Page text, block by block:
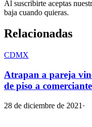
Al suscribirte aceptas
baja cuando quieras.
Relacionadas
CDMX
Atrapan a pareja
de piso a
28 de diciembre de 2021 ·